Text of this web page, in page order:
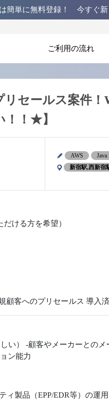
簡単に無料登録！ 今すぐ新
ご利用の流れ
リセールス案件！
！！★】
AWS Java
新宿駅,西新宿
ける方を希望）
顧客へのプリセールス 導入
い） -顧客やメーカーとの
ン能力
ィ製品（EPP/EDR等）の運